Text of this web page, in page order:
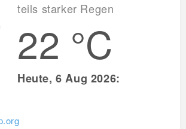
teils starker Regen
22 °C
Heute, 6 Aug 2026: